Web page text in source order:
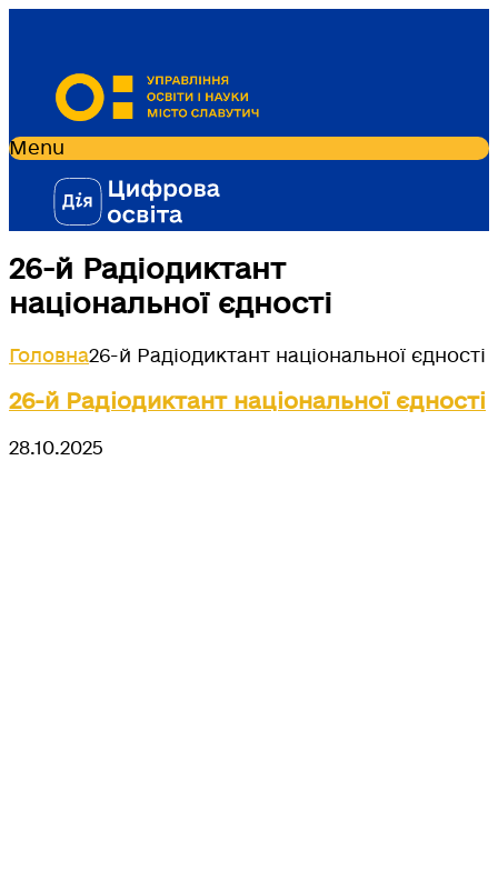
Menu
26-й Радіодиктант
національної єдності
Головна26-й Радіодиктант національної єдності
26-й Радіодиктант національної єдності
28.10.2025